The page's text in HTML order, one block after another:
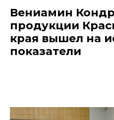
Вениамин
продукции
края вышел на
показатели